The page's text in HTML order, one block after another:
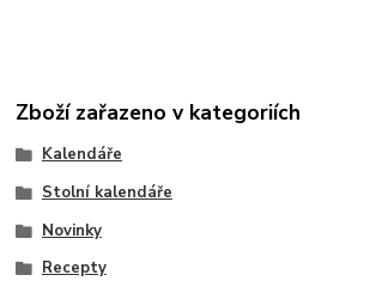
Zboží zařazeno v kategoriích
Kalendáře
Stolní kalendáře
Novinky
Recepty